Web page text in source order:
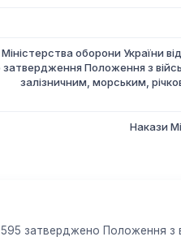
оборони України
Положення з
залізничним, морським,
Накази
затверджено Положення з